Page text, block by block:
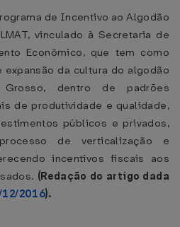
de Incentivo ao Algodão
vinculado à Secretaria de
Econômico, que tem como
da cultura do algodão
dentro de padrões
de produtividade e qualidade,
públicos e privados,
de verticalização e
incentivos fiscais aos
(Redação do artigo dada
12/2016).